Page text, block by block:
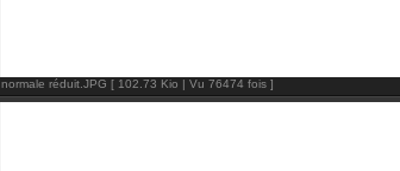
normale réduit.JPG [ 102.73 Kio | Vu 76474 fois ]